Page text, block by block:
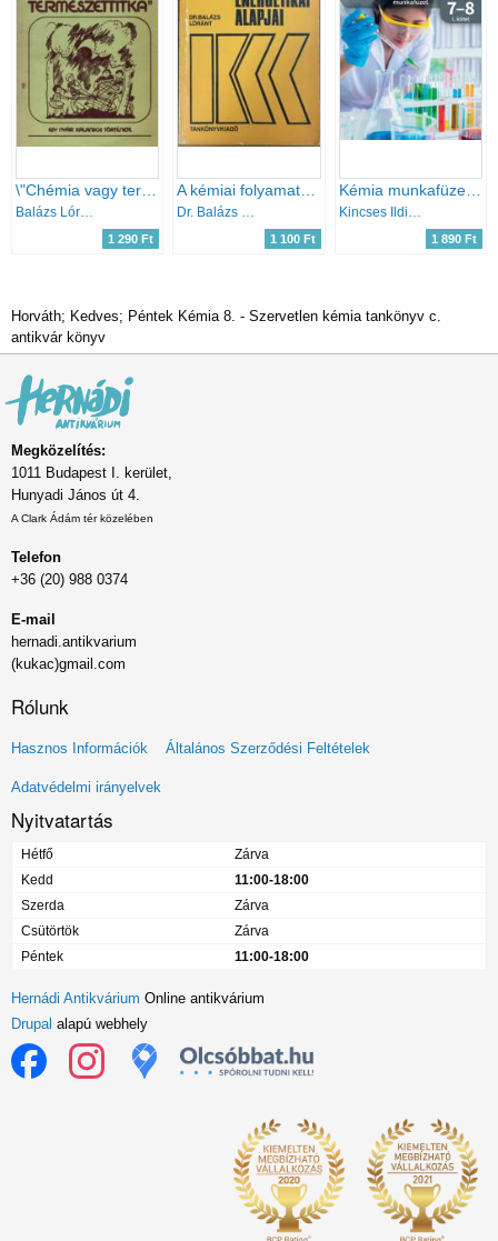
Balázs Lórántné dr.
1 290 Ft
Dr. Balázs Lóránt
1 100 Ft
Kémia munkafüzet 7-8. I. kötet
Kincses Ildikó szerk.
1 890 Ft
Horváth; Kedves; Péntek Kémia 8. - Szervetlen kémia tankönyv c.
antikvár könyv
Megközelítés:
1011 Budapest I. kerület,
Hunyadi János út 4.
A Clark Ádám tér közelében
Telefon
+36 (20) 988 0374
E-mail
hernadi.antikvarium
(kukac)gmail.com
Rólunk
Lábléc
menü
Hasznos Információk Általános Szerződési Feltételek
Adatvédelmi irányelvek
Nyitvatartás
Hétfő
Zárva
Kedd
11:00-18:00
Szerda
Zárva
Csütörtök
Zárva
Péntek
11:00-18:00
Hernádi Antikvárium Online antikvárium
Drupal alapú webhely